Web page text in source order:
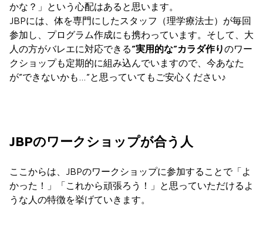
かな？」という心配はあると思います。
JBPには、体を専門にしたスタッフ（理学療法士）が毎回
参加し、プログラム作成にも携わっています。そして、大
人の方がバレエに対応できる”実用的な”カラダ作りのワー
クショップも定期的に組み込んでいますので、今あなた
が”できないかも…”と思っていてもご安心ください♪
JBPのワークショップが合う人
ここからは、JBPのワークショップに参加することで「よ
かった！」「これから頑張ろう！」と思っていただけるよ
うな人の特徴を挙げていきます。